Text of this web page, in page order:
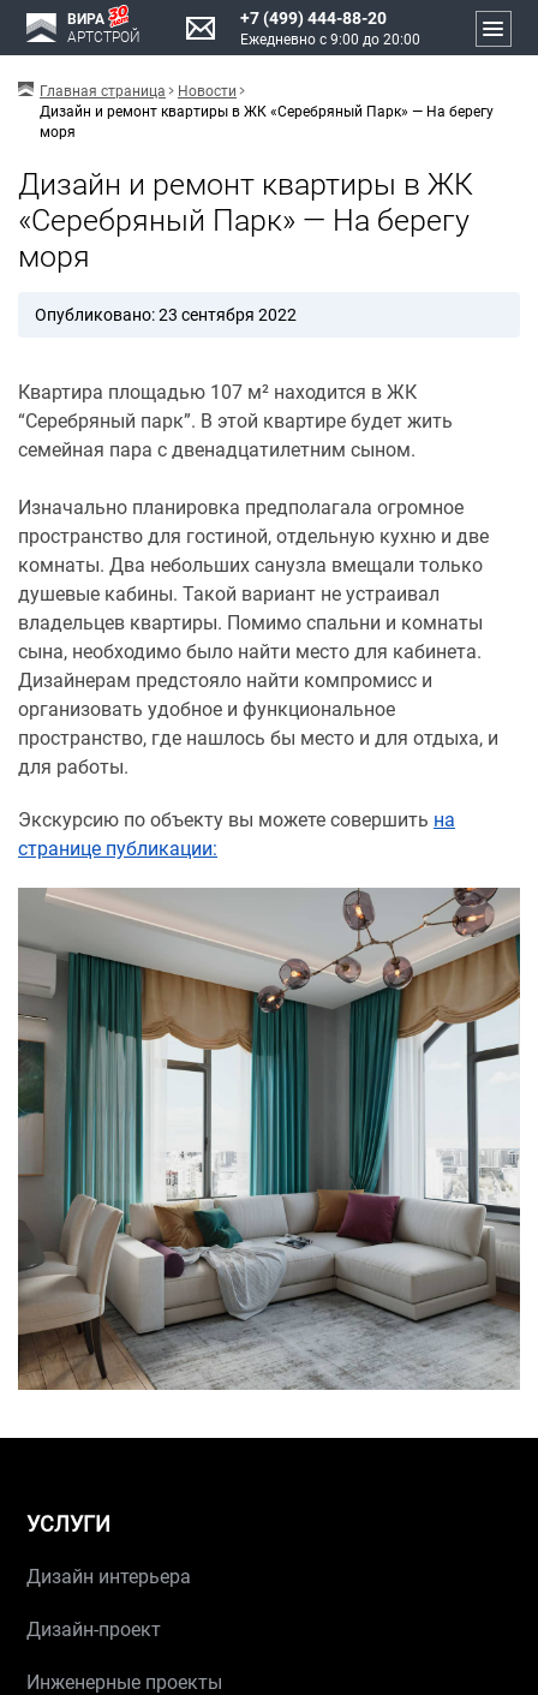
ВИРА
АРТСТРОЙ
+7 (499) 444-88-20
Ежедневно с 9:00 до 20:00
Главная страница
Новости
Дизайн и ремонт квартиры в ЖК «Серебряный Парк» — На берегу
моря
Дизайн и ремонт квартиры в ЖК
«Серебряный Парк» — На берегу
моря
Опубликовано: 23 сентября 2022
Квартира площадью 107 м² находится в ЖК
“Серебряный парк”. В этой квартире будет жить
семейная пара с двенадцатилетним сыном.
Изначально планировка предполагала огромное
пространство для гостиной, отдельную кухню и две
комнаты. Два небольших санузла вмещали только
душевые кабины. Такой вариант не устраивал
владельцев квартиры. Помимо спальни и комнаты
сына, необходимо было найти место для кабинета.
Дизайнерам предстояло найти компромисс и
организовать удобное и функциональное
пространство, где нашлось бы место и для отдыха, и
для работы.
Экскурсию по объекту вы можете совершить на
странице публикации:
УСЛУГИ
Дизайн интерьера
Дизайн-проект
Инженерные проекты